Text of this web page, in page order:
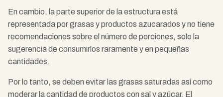
En cambio, la parte superior de la estructura está
representada por grasas y productos azucarados y no tiene
recomendaciones sobre el número de porciones, solo la
sugerencia de consumirlos raramente y en pequeñas
cantidades.
Por lo tanto, se deben evitar las grasas saturadas así como
moderar la cantidad de productos con sal y azúcar. El